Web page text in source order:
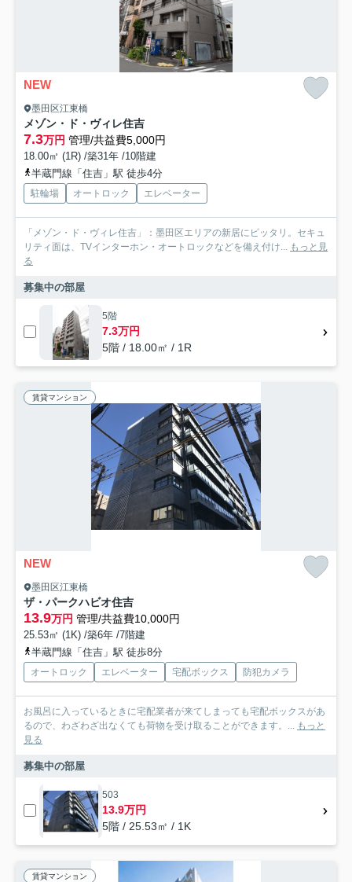
NEW
墨田区江東橋
メゾン・ド・ヴィレ住吉
7.3万円 管理/共益費5,000円
18.00㎡ (1R) /築31年 /10階建
半蔵門線「住吉」駅 徒歩4分
駐輪場 オートロック エレベーター
「メゾン・ド・ヴィレ住吉」：墨田区エリアの新居にピッタリ。セキュ
リティ面は、TVインターホン・オートロックなどを備え付け... もっと見
る
募集中の部屋
5階
7.3万円
5階 / 18.00㎡ / 1R
賃貸マンション
NEW
墨田区江東橋
ザ・パークハビオ住吉
13.9万円 管理/共益費10,000円
25.53㎡ (1K) /築6年 /7階建
半蔵門線「住吉」駅 徒歩8分
オートロック エレベーター 宅配ボックス 防犯カメラ
お風呂に入っているときに宅配業者が来てしまっても宅配ボックスがあ
るので、わざわざ出なくても荷物を受け取ることができます。... もっと
見る
募集中の部屋
503
13.9万円
5階 / 25.53㎡ / 1K
賃貸マンション